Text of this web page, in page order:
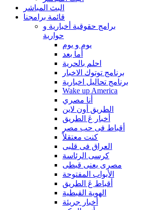
البث المباشر
قائمة برامجنا
برامج حقوقية أخبارية و
حوارية
يوم و يوم
أما بعد
احلم بالحرية
برنامج توتوك الاخبار
برنامج تحاليل اخبارية
Wake up America
أنا مصري
الطريق أون لاين
أخبار عَ الطريق
أقباط فى حب مصر
كنت معتقلاً
العراق فى قلبى
كرسى الرئاسة
مصرى يعنى قبطى
الأبواب المفتوحة
أقباط عَ الطريق
الهوية القبطية
أخبار جريئة